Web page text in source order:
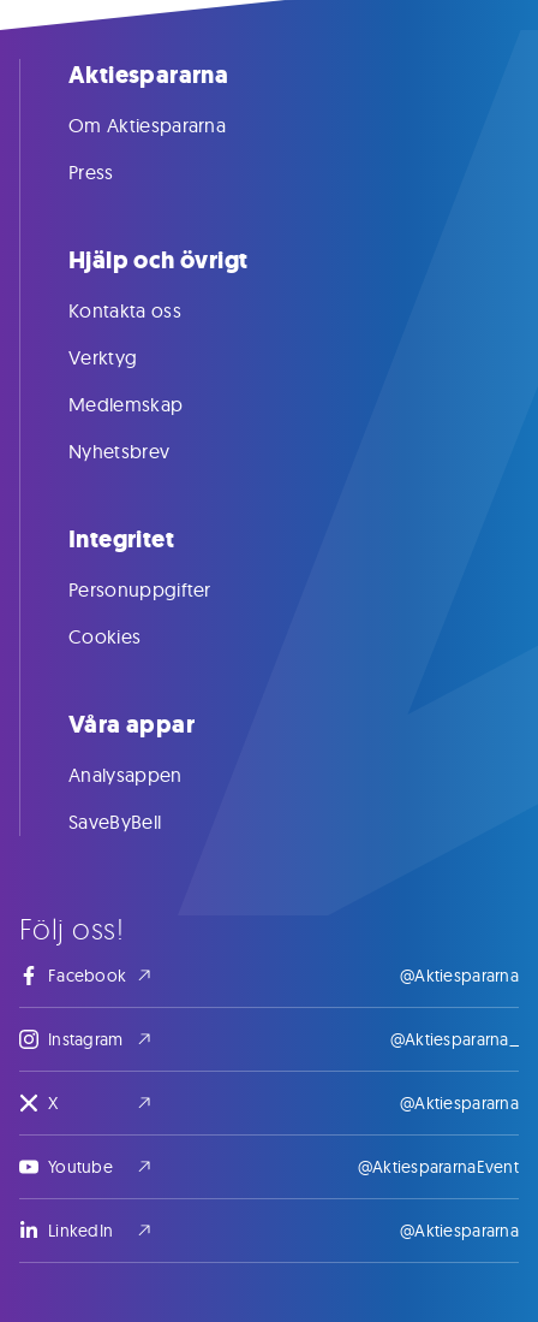
Följ oss!
Facebook @Aktiespararna
Instagram @Aktiespararna_
X @Aktiespararna
Youtube @AktiespararnaEvent
LinkedIn @Aktiespararna
Aktiespararna
Om Aktiespararna
Press
Hjälp och övrigt
Kontakta oss
Verktyg
Medlemskap
Nyhetsbrev
Integritet
Personuppgifter
Cookies
Våra appar
Analysappen
SaveByBell